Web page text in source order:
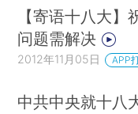
【寄语十八大】
问题需解决
2012年11月05日 APP
中共中央就十八